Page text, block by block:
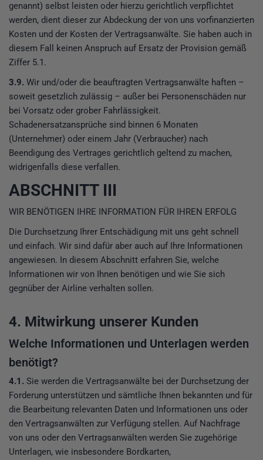
genannt) selbst leisten oder hierzu gerichtlich verpflichtet
werden, dient dieser zur Abdeckung der von uns vorfinanzierten
Kosten und der Kosten der Vertragsanwälte. Sie haben auch in
diesem Fall keinen Anspruch auf Ersatz der Provision gemäß
Ziffer 5.1.
3.9. Wir und/oder die beauftragten Vertragsanwälte haften –
soweit gesetzlich zulässig – außer bei Personenschäden nur
bei Vorsatz oder grober Fahrlässigkeit.
Schadenersatzansprüche sind binnen 6 Monaten
(Unternehmer) oder einem Jahr (Verbraucher) nach
Beendigung des Vertrages gerichtlich geltend zu machen,
widrigenfalls diese verfallen.
ABSCHNITT III
WIR BENÖTIGEN IHRE INFORMATION FÜR IHREN ERFOLG
Die Durchsetzung Ihrer Entschädigung mit uns geht schnell
und einfach. Wir sind dafür aber auch auf Ihre Informationen
angewiesen. In diesem Abschnitt erfahren Sie, welche
Informationen wir von Ihnen benötigen und wie Sie sich
gegnüber der Airline verhalten sollen.
4. Mitwirkung unserer Kunden
Welche Informationen und Unterlagen werden
benötigt?
4.1. Sie werden die Vertragsanwälte bei der Durchsetzung der
Forderung unterstützen und sämtliche Ihnen bekannten und für
die Bearbeitung relevanten Daten und Informationen uns oder
den Vertragsanwälten zur Verfügung stellen. Auf Nachfrage
von uns oder den Vertragsanwälten werden Sie zugehörige
Unterlagen, wie insbesondere Bordkarten,